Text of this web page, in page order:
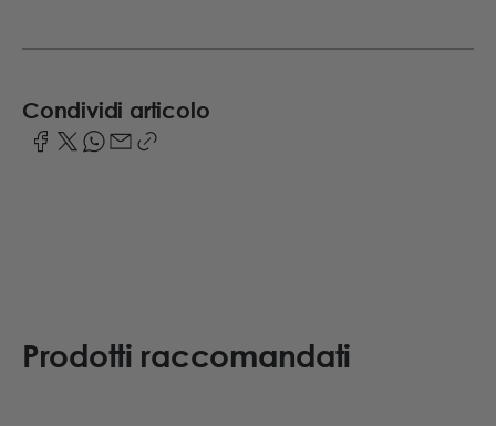
Condividi articolo
Prodotti raccomandati